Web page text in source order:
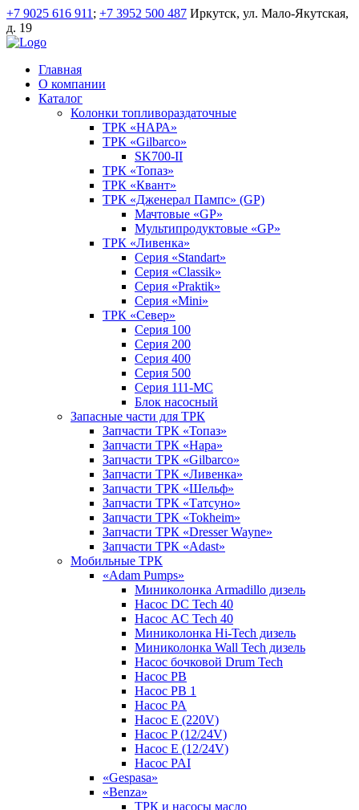
+7 9025 616 911 ; +7 3952 500 487 Иркутск, ул. Мало-Якутская,
д. 19
Главная
О компании
Каталог
Колонки топливораздаточные
ТРК «НАРА»
ТРК «Gilbarco»
SK700-II
ТРК «Топаз»
ТРК «Квант»
ТРК «Дженерал Пампс» (GP)
Мачтовые «GP»
Мультипродуктовые «GP»
ТРК «Ливенка»
Серия «Standart»
Серия «Classik»
Серия «Praktik»
Серия «Mini»
ТРК «Север»
Серия 100
Серия 200
Серия 400
Серия 500
Серия 111-МС
Блок насосный
Запасные части для ТРК
Запчасти ТРК «Топаз»
Запчасти ТРК «Нара»
Запчасти ТРК «Gilbarco»
Запчасти ТРК «Ливенка»
Запчасти ТРК «Шельф»
Запчасти ТРК «Татсуно»
Запчасти ТРК «Tokheim»
Запчасти ТРК «Dresser Wayne»
Запчасти ТРК «Adast»
Мобильные ТРК
«Adam Pumps»
Миниколонка Armadillo дизель
Насос DC Tech 40
Насос AC Tech 40
Миниколонка Hi-Tech дизель
Миниколонка Wall Tech дизель
Насос бочковой Drum Tech
Насос PB
Насос PB 1
Насос PA
Насос E (220V)
Насос P (12/24V)
Насос E (12/24V)
Насос PAI
«Gespasa»
«Benza»
ТРК и насосы масло